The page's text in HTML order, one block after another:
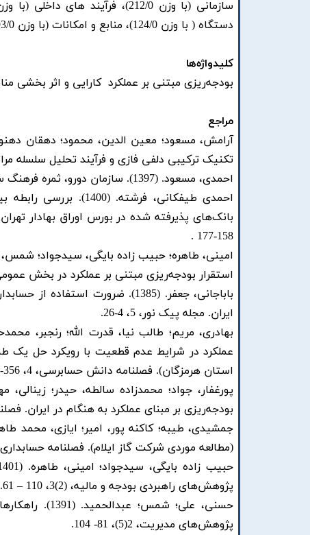
دستگاه ( با وزن 124/0)، منابع و امکانات (با وزن 093/0 ) و سیاست های بازدارنده (با وزن 064/0) بودند.
کلیدواژه‌ها
بودجه‌ریزی مبتنی بر عملکرد کارایی و اثر بخشی
مراجع
تکنیک ترکیبی دلفی فازی و فرآیند تحلیل سلسله مراتبی
احمدی، مسعود. (1397). سازمان دورو، ثمره فرهنگ سازمانی نامطلوب. فصلنامه مطالعات ‌رفتار ‌سازمانی. 7(139)، 4-163.
احمدی طیفکانی،
158-177 .
امینی، طاهره؛ حبیب زاده بایگی، سیدجواد؛ شمس، امیر. (1402). تأثیر ساختار نظارتی و
استقرار بودجه‌ریزی مبتنی بر عملکرد در بخش عمومی.
باباجانی، جعفر. (1385). ضرورت
ایران. مجله پیک نور، 5، 4-26.
عملکرد در شرایط عدم قطعیت با رویکرد حل یک
استان هرمزگان). فصلنامه دانش حسابرسی، 4، 356-390.
بودجه‌ریزی بر مبنای عملکرد به هنگام در ایران. فصلنامه
(مطالعه موردی شرکت گاز ایلام). فصلنامه حسابداری و
پژوهش‌های راهبردی بودجه و مالیه، (2)3، 110 – 61.
حسنی، علی؛
پژوهش‌های مدیریت، 2(5)، 81- 104.